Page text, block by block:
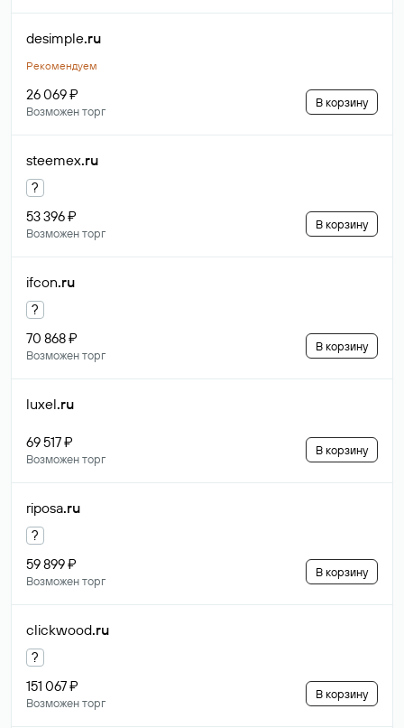
desimple.ru
Рекомендуем
26 069 ₽
Возможен торг
В корзину
steemex.ru
?
53 396 ₽
Возможен торг
В корзину
ifcon.ru
?
70 868 ₽
Возможен торг
В корзину
luxel.ru
69 517 ₽
Возможен торг
В корзину
riposa.ru
?
59 899 ₽
Возможен торг
В корзину
clickwood.ru
?
151 067 ₽
Возможен торг
В корзину